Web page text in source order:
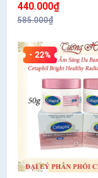
Cica Calming
45ml
440.000₫
585.000₫
- 22%